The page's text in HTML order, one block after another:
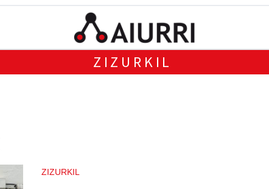
ZIZURKIL
ZIZURKIL